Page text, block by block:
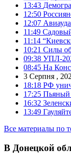
13:43
12:50
12:07
11:49
11:14
10:21 Силы
09:38 УПЛ-
08:45 На
3 Серпня ,
18:18 РФ
17:25 Пьяный
16:32
13:49
Все материалы по
В Донецкой